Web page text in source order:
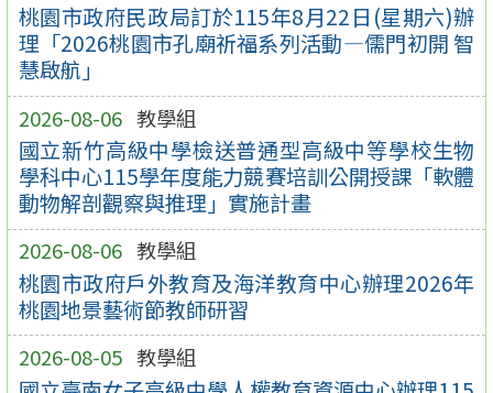
桃園市政府民政局訂於115年8月22日(星期六)辦
理「2026桃園市孔廟祈福系列活動—儒門初開 智
慧啟航」
2026-08-06 教學組
國立新竹高級中學檢送普通型高級中等學校生物
學科中心115學年度能力競賽培訓公開授課「軟體
動物解剖觀察與推理」實施計畫
2026-08-06 教學組
桃園市政府戶外教育及海洋教育中心辦理2026年
桃園地景藝術節教師研習
2026-08-05 教學組